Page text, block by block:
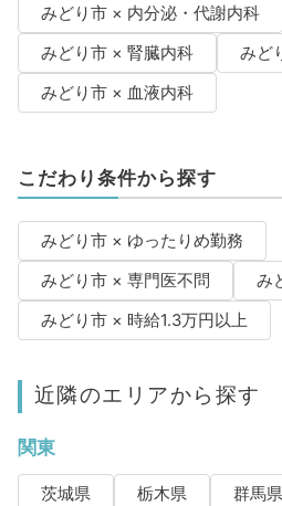
みどり市 × 内分泌・代謝内科
みどり市 × 腎臓内科
みど
みどり市 × 血液内科
こだわり条件から探す
みどり市 × ゆったりめ勤務
みどり市 × 専門医不問
み
みどり市 × 時給1.3万円以上
近隣のエリアから探す
関東
茨城県 栃木県 群馬県